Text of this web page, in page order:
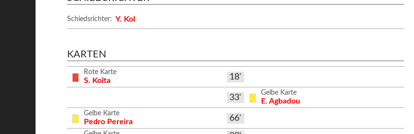
Schiedsrichter: Y. Kol
KARTEN
Rote Karte
S. Koïta 18'
33'
Gelbe Karte
E. Agbadou
Gelbe Karte
Pedro Pereira 66'